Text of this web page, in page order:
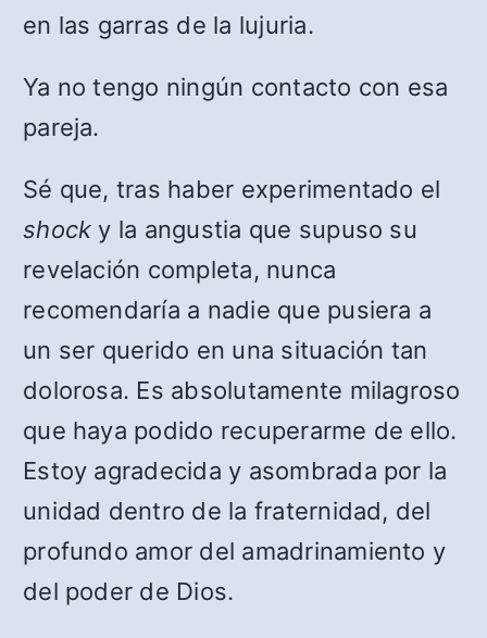
en las garras de la lujuria.
Ya no tengo ningún contacto con esa
pareja.
Sé que, tras haber experimentado el
shock y la angustia que supuso su
revelación completa, nunca
recomendaría a nadie que pusiera a
un ser querido en una situación tan
dolorosa. Es absolutamente milagroso
que haya podido recuperarme de ello.
Estoy agradecida y asombrada por la
unidad dentro de la fraternidad, del
profundo amor del amadrinamiento y
del poder de Dios.